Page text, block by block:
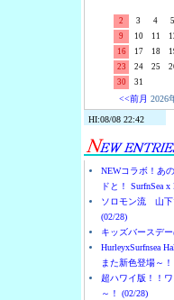
2
3 4 5
9
10 11
16
17 18
23
24 25
30
31
<<前月 2026
NEWコラボ！あ
ドと！ SurfnSea
ソロモン流 山下
(02/28)
キッズバースデ
HurleyxSurfnsea
また新色登場～
超ハワイ版！！
～！ (02/28)